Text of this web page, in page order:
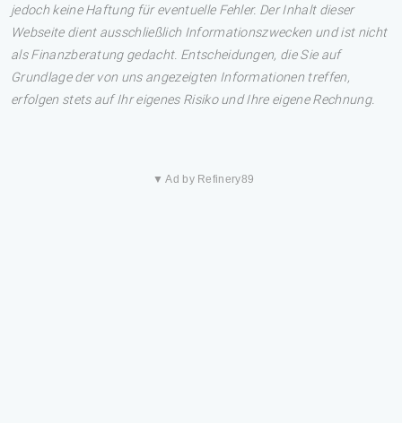
jedoch keine Haftung für eventuelle Fehler. Der Inhalt dieser
Webseite dient ausschließlich Informationszwecken und ist nicht
als Finanzberatung gedacht. Entscheidungen, die Sie auf
Grundlage der von uns angezeigten Informationen treffen,
erfolgen stets auf Ihr eigenes Risiko und Ihre eigene Rechnung.
▼ Ad by Refinery89